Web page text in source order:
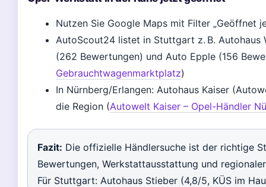
Nutzen Sie Google Maps mit Filter „Geöffnet
AutoScout24 listet in Stuttgart z. B. Autohaus
(262 Bewertungen) und Auto Epple (156
Gebrauchtwagenmarktplatz)
In Nürnberg/Erlangen: Autohaus Kaiser
die Region (Autowelt Kaiser – Opel-Händler
Fazit: Die offizielle Händlersuche ist der richtige
Bewertungen, Werkstattausstattung und
Für Stuttgart: Autohaus Stieber (4,8/5, KÜS im